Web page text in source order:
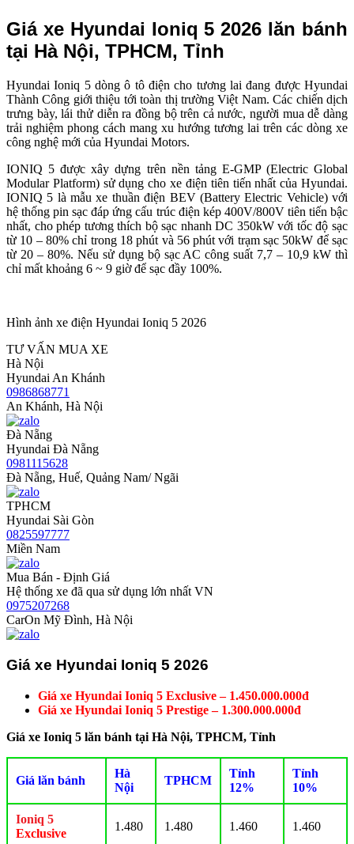
5
2026
Giá xe Hyundai Ioniq 5 2026 lăn bánh
tại Hà Nội, TPHCM, Tỉnh
Hyundai Ioniq 5 dòng ô tô điện cho tương lai đang được Hyundai
Thành Công giới thiệu tới toàn thị trường Việt Nam. Các chiến dịch
trưng bày, lái thử diễn ra đồng bộ trên cả nước, người mua dễ dàng
trải nghiệm phong cách mang xu hướng tương lai trên các dòng xe
công nghệ mới của Hyundai Motors.
IONIQ 5 được xây dựng trên nền tảng E-GMP (Electric Global
Modular Platform) sử dụng cho xe điện tiên tiến nhất của Hyundai.
IONIQ 5 là mẫu xe thuần điện BEV (Battery Electric Vehicle) với
hệ thống pin sạc đáp ứng cấu trúc điện kép 400V/800V tiên tiến bậc
nhất, cho phép tương thích bộ sạc nhanh DC 350kW với tốc độ sạc
từ 10 – 80% chỉ trong 18 phút và 56 phút với trạm sạc 50kW để sạc
từ 20 – 80%. Nếu sử dụng bộ sạc AC công suất 7,7 – 10,9 kW thì
chỉ mất khoảng 6 ~ 9 giờ để sạc đầy 100%.
Hình ảnh xe điện Hyundai Ioniq 5 2026
TƯ VẤN MUA XE
Hà Nội
Hyundai An Khánh
0986868771
An Khánh, Hà Nội
Đà Nẵng
Hyundai Đà Nẵng
0981115628
Đà Nẵng, Huế, Quảng Nam/ Ngãi
TPHCM
Hyundai Sài Gòn
0825597777
Miền Nam
Mua Bán - Định Giá
Hệ thống xe đã qua sử dụng lớn nhất VN
0975207268
CarOn Mỹ Đình, Hà Nội
Giá xe Hyundai Ioniq 5 2026
Giá xe Hyundai Ioniq 5 Exclusive – 1.450.000.000đ
Giá xe Hyundai Ioniq 5 Prestige – 1.300.000.000đ
Giá xe Ioniq 5 lăn bánh tại Hà Nội, TPHCM, Tỉnh
Giá lăn bánh
Hà
Nội
TPHCM
Tỉnh
12%
Tỉnh
10%
Ioniq 5
Exclusive
1.480 1.480 1.460 1.460